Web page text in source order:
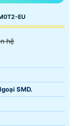
EU
hệ
SMD.